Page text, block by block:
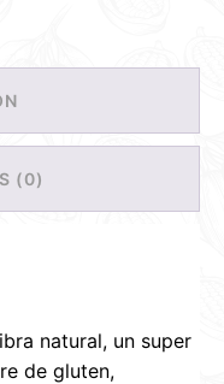
(0)
natural, un super
de gluten,